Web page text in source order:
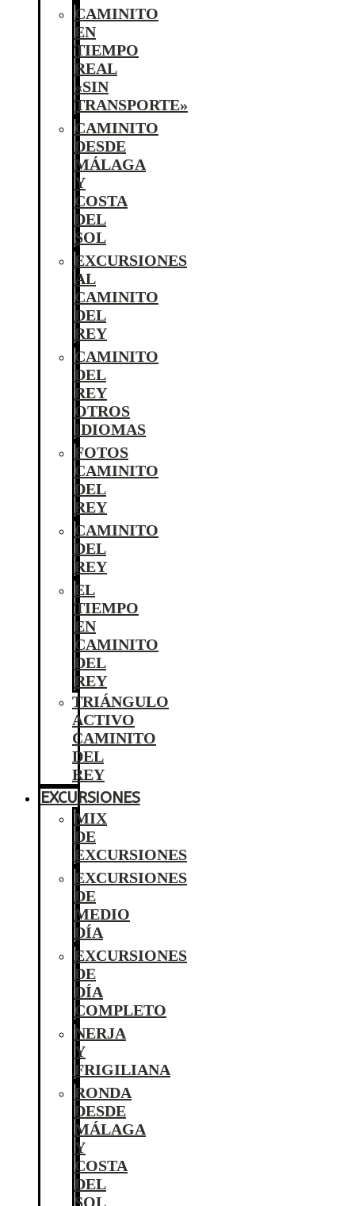
CAMINITO
EN
TIEMPO
REAL
«SIN
TRANSPORTE»
CAMINITO
DESDE
MÁLAGA
Y
COSTA
DEL
SOL
EXCURSIONES
AL
CAMINITO
DEL
REY
CAMINITO
DEL
REY
OTROS
IDIOMAS
FOTOS
CAMINITO
DEL
REY
CAMINITO
DEL
REY
EL
TIEMPO
EN
CAMINITO
DEL
REY
TRIÁNGULO
ACTIVO
CAMINITO
DEL
REY
EXCURSIONES
MIX
DE
EXCURSIONES
EXCURSIONES
DE
MEDIO
DÍA
EXCURSIONES
DE
DÍA
COMPLETO
NERJA
Y
FRIGILIANA
RONDA
DESDE
MÁLAGA
Y
COSTA
DEL
SOL